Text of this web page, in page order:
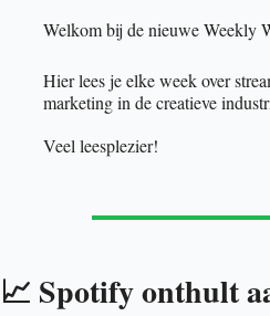
Welkom bij de nieuwe Weekly
Hier lees je elke week over
marketing in de creatieve
Veel leesplezier!
📈 Spotify onthult